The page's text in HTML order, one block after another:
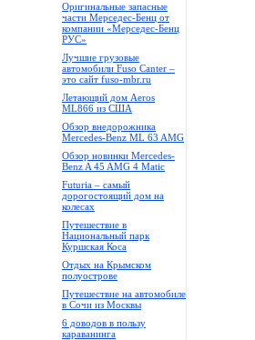
Оригинальные запасные
части Мерседес-Бенц от
компании «Мерседес-Бенц
РУС»
Лучшие грузовые
автомобили Fuso Canter –
это сайт fuso-mbr.ru
Летающий дом Aeros
ML866 из США
Обзор внедорожника
Mercedes-Benz ML 63 AMG
Обзор новинки Mercedes-
Benz A 45 AMG 4 Matic
Futuria – самый
дорогостоящий дом на
колесах
Путешествие в
Национальный парк
Куршская Коса
Отдых на Крымском
полуострове
Путешествие на автомобиле
в Сочи из Москвы
6 доводов в пользу
караванинга